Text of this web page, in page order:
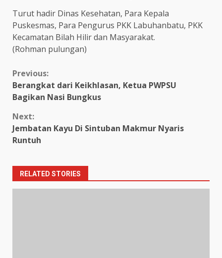
Turut hadir Dinas Kesehatan, Para Kepala
Puskesmas, Para Pengurus PKK Labuhanbatu, PKK
Kecamatan Bilah Hilir dan Masyarakat.
(Rohman pulungan)
Continue
Reading
Previous:
Berangkat dari Keikhlasan, Ketua PWPSU
Bagikan Nasi Bungkus
Next:
Jembatan Kayu Di Sintuban Makmur Nyaris
Runtuh
RELATED STORIES